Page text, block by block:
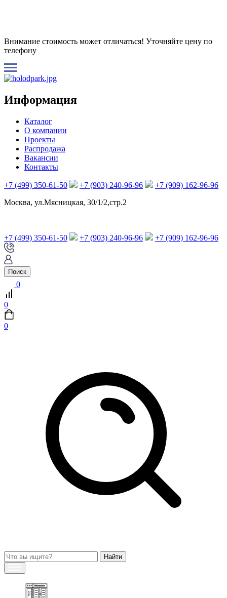
Внимание стоимость может отличаться! Уточняйте цену по
телефону
Информация
Каталог
О компании
Проекты
Распродажа
Вакансии
Контакты
+7 (499) 350-61-50 +7 (903) 240-96-96
+7 (909) 162-96-96
Москва, ул.Мясницкая, 30/1/2,стр.2
+7 (499) 350-61-50 +7 (903) 240-96-96 +7 (909) 162-96-96
Поиск
0
0
0